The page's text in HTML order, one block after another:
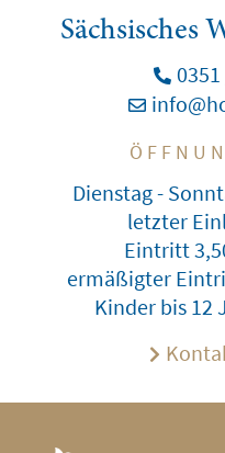
Sächsisches
Dienstag -
letzter
Eintritt
ermäßigter
Kinder bis 12